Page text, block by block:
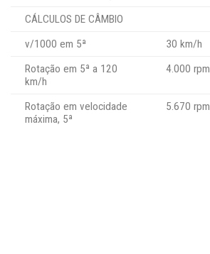
CÁLCULOS DE CÂMBIO
v/1000 em 5ª
30 km/h
Rotação em 5ª a 120
km/h
4.000 rpm
Rotação em velocidade
máxima, 5ª
5.670 rpm